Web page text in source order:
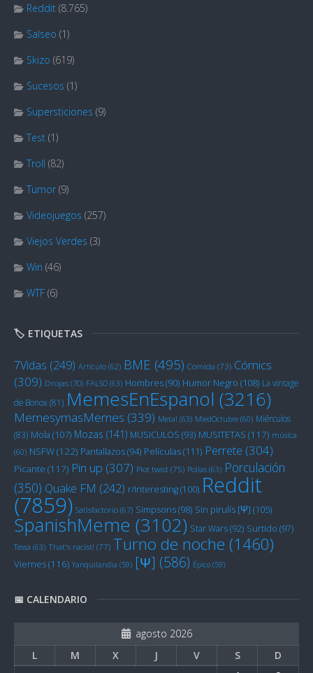
Reddit (8.765)
Salseo (1)
Skizo (619)
Sucesos (1)
Supersticiones (9)
Test (1)
Troll (82)
Tumor (9)
Videojuegos (257)
Viejos Verdes (3)
Win (46)
WTF (6)
🏷️ ETIQUETAS
7Vidas (249) Artículo (62) BME (495) Comida (73) Cómics
(309) Drojas (70) FALSO (63) Hombres(90) Humor Negro (108) La vintage
de Bonox(81) MemesEnEspanol (3216)
MemesymasMemes (339) Metal (63) MiedOctubre (60) Miérculos
(83) Mola (107) Mozas (141) MUSICULOS (93) MUSITETAS (117) música
(60) NSFW(122) Pantallazos(94) Películas(111) Perrete (304)
Picante (117) Pin up (307) Plot twist (75) Pollas (63) Porculación
(350) Quake FM (242) r/Interesting(100) Reddit
(7859) Satisfactorio (67) Simpsons(98) Sin pirulís [Ψ] (105)
SpanishMeme (3102) Star Wars(92) Surtido (97)
Tessa (63) That's racist! (77) Turno de noche (1460)
Viernes(116) Yanquilandia (59) [Ψ] (586) Épico (59)
📅 CALENDARIO
agosto 2026
L
M X J V S
D